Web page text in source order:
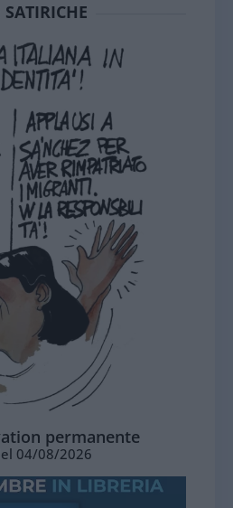
SATIRICHE
permanente
04/08/2026